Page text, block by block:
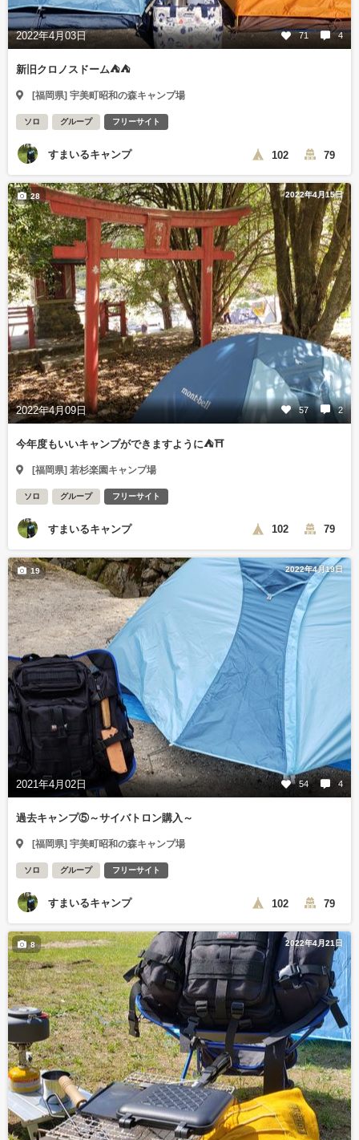
2022年4月03日 71 4
新旧クロノスドーム⛺⛺
[福岡県] 宇美町昭和の森キャンプ場
ソロ グループ フリーサイト
すまいるキャンプ 102 79
2022年4月15日
2022年4月09日 57 2
28
今年度もいいキャンプができますように⛺⛩️
[福岡県] 若杉楽園キャンプ場
ソロ グループ フリーサイト
すまいるキャンプ 102 79
2022年4月19日
2021年4月02日 54 4
19
過去キャンプ⑤～サイバトロン購入～
[福岡県] 宇美町昭和の森キャンプ場
ソロ グループ フリーサイト
すまいるキャンプ 102 79
2022年4月21日
8